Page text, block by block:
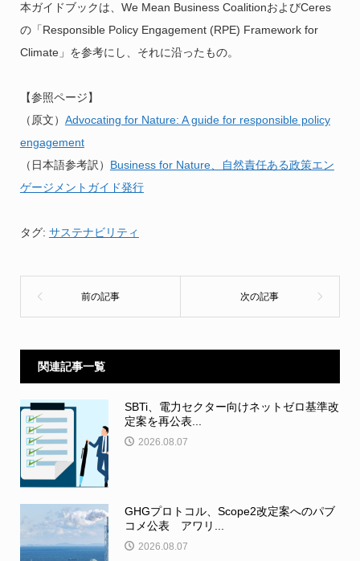
本ガイドブックは、We Mean Business CoalitionおよびCeres
の「Responsible Policy Engagement (RPE) Framework for
Climate」を参考にし、それに沿ったもの。
【参照ページ】
（原文） Advocating for Nature: A guide for responsible policy
engagement
（日本語参考訳） Business for Nature、自然責任ある政策エン
ゲージメントガイド発行
タグ: サステナビリティ
関連記事一覧
SBTi、電力セクター向けネットゼロ基準改
定案を再公表...
2026.08.07
GHGプロトコル、Scope2改定案へのパブ
コメ公表 アワリ...
2026.08.07